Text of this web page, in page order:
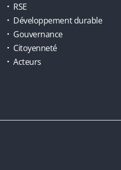
RSE
Développement durable
Gouvernance
Citoyenneté
Acteurs